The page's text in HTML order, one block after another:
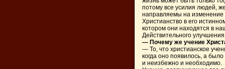
потому все усилия людей,
направляемы на изменение
Христианство в его
котором они находятся в
Действительного
— Почему же учение
— То, что христианское
когда оно появилось, а
и неизбежно и необходимо.